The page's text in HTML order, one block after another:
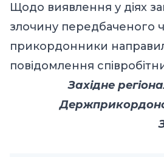
Щодо виявлення у діях
злочину передбаченого
прикордонники
повідомлення
Західне